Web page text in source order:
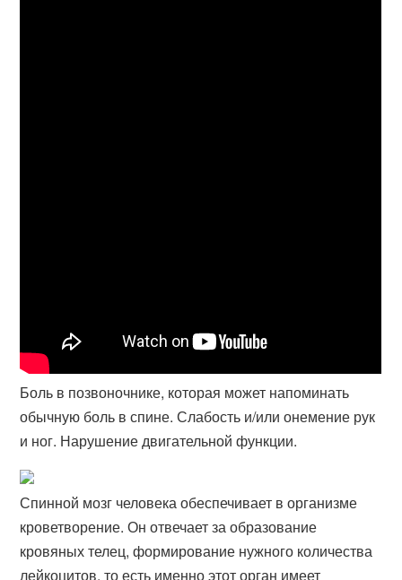
Боль в позвоночнике, которая может напоминать
обычную боль в спине. Слабость и/или онемение рук
и ног. Нарушение двигательной функции.
Спинной мозг человека обеспечивает в организме
кроветворение. Он отвечает за образование
кровяных телец, формирование нужного количества
лейкоцитов, то есть именно этот орган имеет